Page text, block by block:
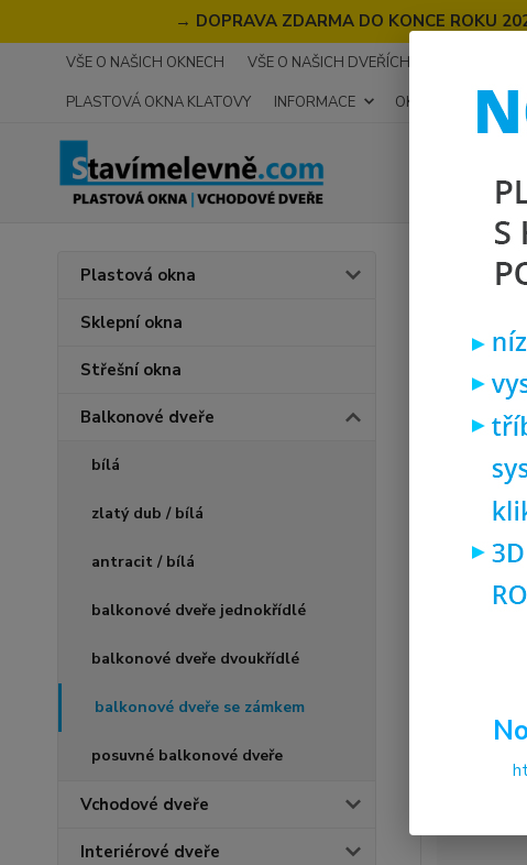
→ DOPRAVA ZDARMA DO KONCE ROKU
VŠE O NAŠICH OKNECH VŠE O NAŠICH DVEŘÍCH
PLASTOVÁ OKNA KLATOVY
INFORMACE OKNA NA MÍRU
Plastová okna
Sklepní okna
Střešní okna
Balkonové dveře
bílá
zlatý dub / bílá
antracit / bílá
balkonové dveře jednokřídlé
balkonové dveře dvoukřídlé
balkonové dveře se zámkem
posuvné balkonové dveře
Vchodové dveře
Interiérové dveře
z obou stran,